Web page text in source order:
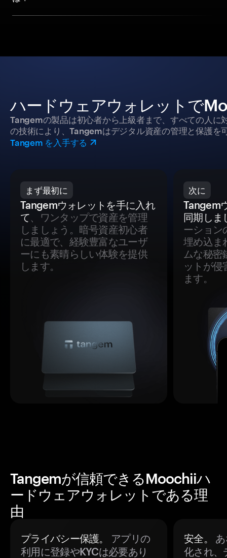
ハードウェアウォレットで
Tangemの製品は初心者から上級者まで、すべての人に
の技術により、Tangemはデジタル資産の管理と保護を
Tangem を入手する
まず最初に
Tangemウォレットを手に入れ
て、ワンタップで資産を管理
しましょう。暗号資産初心者
に最適で、経験豊富なユーザ
ーにも素晴らしい体験を提供
します。
次に
Tangem
同期しま
ーション
埋め込ま
ムな秘密
ットが侵
ます。
Tangemが信頼できるMoochiiハ
ードウェアウォレットである理
由
プライバシー保護。
アプリの
利用に登録やKYCは必要あり
安全。
化され、